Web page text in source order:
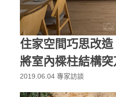
住家空間巧思改造
將室內樑柱結構
2019.06.04 專家訪談